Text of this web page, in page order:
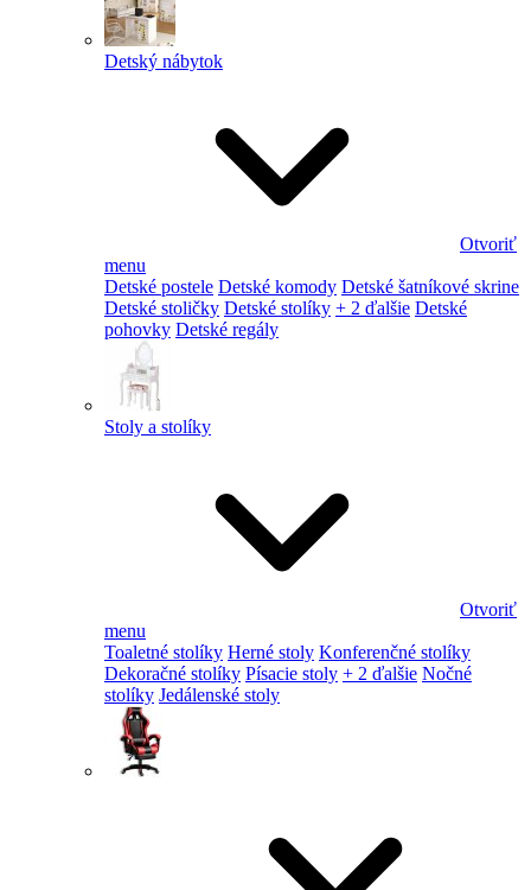
Detský nábytok
Otvoriť
menu
Detské postele Detské komody Detské šatníkové skrine
Detské stoličky Detské stolíky + 2 ďalšie Detské
pohovky Detské regály
Stoly a stolíky
Otvoriť
menu
Toaletné stolíky Herné stoly Konferenčné stolíky
Dekoračné stolíky Písacie stoly + 2 ďalšie Nočné
stolíky Jedálenské stoly